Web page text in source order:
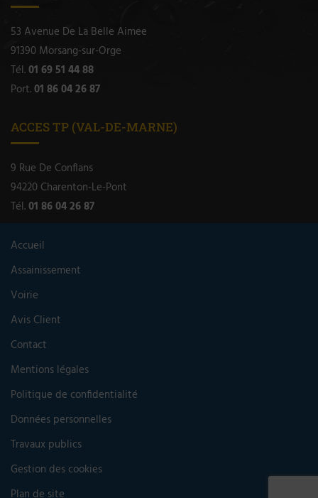
53 Avenue De La Belle Aimee
91390 Morsang-sur-Orge
Tél.01 69 51 44 88
Port.01 86 04 26 87
ACCES TP (VAL-DE-MARNE)
9 Rue De Conflans
94220 Charenton-Le-Pont
Tél.01 86 04 26 87
Accueil
Assainissement
Voirie
Avis Client
Contact
Mentions légales
Politique de confidentialité
Données personnelles
Travaux publics
Gestion des cookies
Plan de site